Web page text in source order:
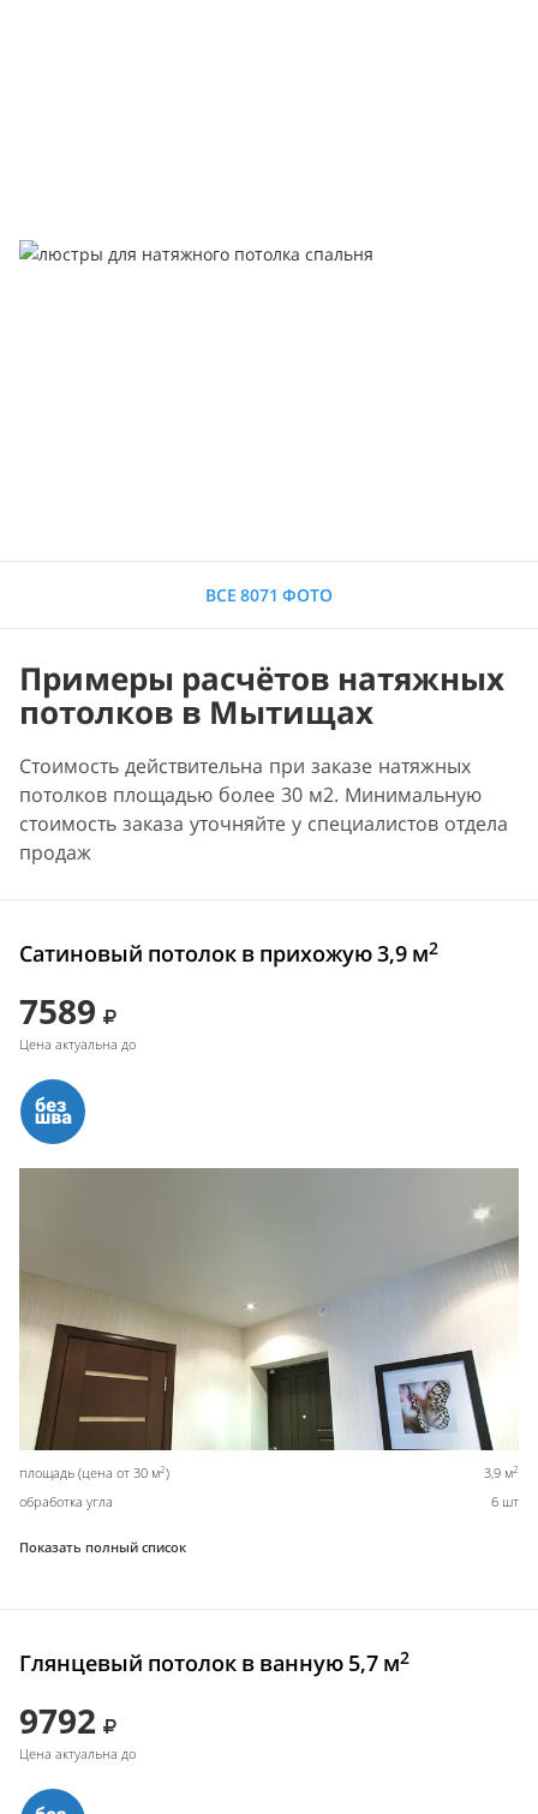
ВСЕ 8071 ФОТО
Примеры расчётов натяжных
потолков в Мытищах
Стоимость действительна при заказе натяжных
потолков площадью более 30 м2. Минимальную
стоимость заказа уточняйте у специалистов отдела
продаж
Сатиновый потолок в прихожую 3,9 м2
7589
Цена актуальна до
площадь (цена от 30 м2) 3,9 м2
обработка угла 6 шт
Показать полный список
Глянцевый потолок в ванную 5,7 м2
9792
Цена актуальна до